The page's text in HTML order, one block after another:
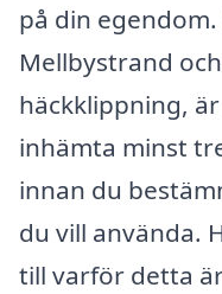
på din
Mellbystrand
häckklippning,
inhämta minst
innan du
du vill använda.
till varför detta